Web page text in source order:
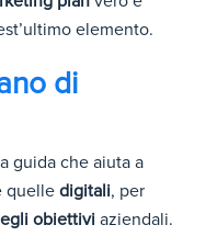
elemento.
di
guida che aiuta a
quelle digitali, per
obiettivi aziendali.